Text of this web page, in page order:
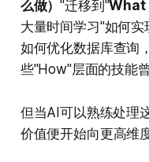
么做）"迁移到"What
大量时间学习"如何
如何优化数据库查询
些"How"层面的技能
但当AI可以熟练处理
价值便开始向更高维